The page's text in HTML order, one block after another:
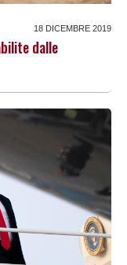
18 DICEMBRE 2019
dalle